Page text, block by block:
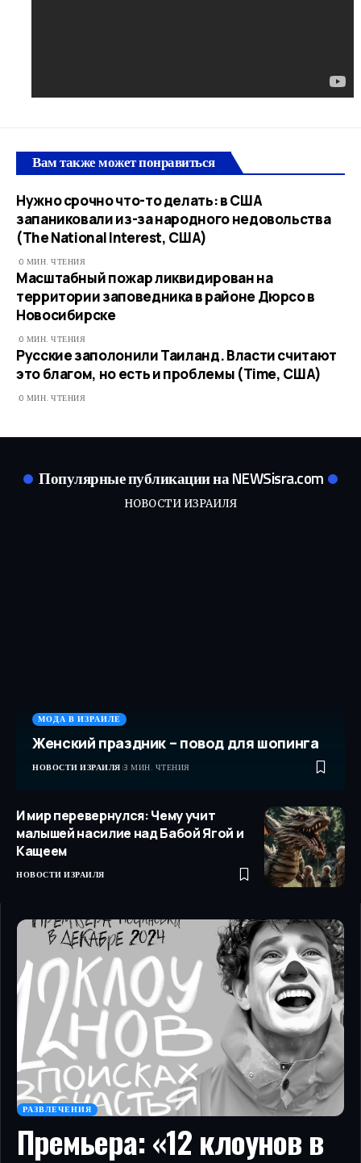
Вам также может понравиться
Нужно срочно что-то делать: в США
запаниковали из-за народного недовольства
(The National Interest, США)
0 МИН. ЧТЕНИЯ
Масштабный пожар ликвидирован на
территории заповедника в районе Дюрсо в
Новосибирске
0 МИН. ЧТЕНИЯ
Русские заполонили Таиланд. Власти считают
это благом, но есть и проблемы (Time, США)
0 МИН. ЧТЕНИЯ
Популярные публикации на NEWSisra.com
НОВОСТИ ИЗРАИЛЯ
МОДА В ИЗРАИЛЕ
Женский праздник – повод для шопинга
НОВОСТИ ИЗРАИЛЯ 3 МИН. ЧТЕНИЯ
И мир перевернулся: Чему учит
малышей насилие над Бабой Ягой и
Кащеем
НОВОСТИ ИЗРАИЛЯ
РАЗВЛЕЧЕНИЯ
Премьера: «12 клоунов в